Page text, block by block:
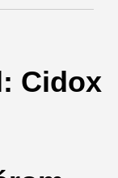
Cidox